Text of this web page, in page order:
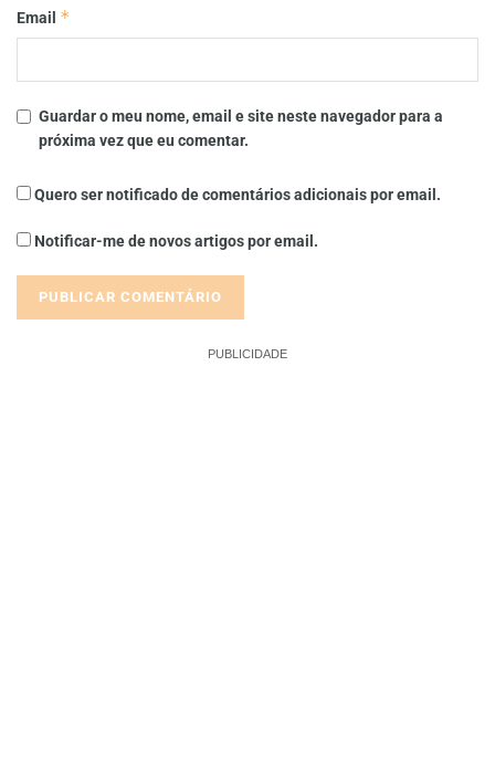
Email *
Guardar o meu nome, email e site neste navegador para a
próxima vez que eu comentar.
Quero ser notificado de comentários adicionais por email.
Notificar-me de novos artigos por email.
PUBLICIDADE